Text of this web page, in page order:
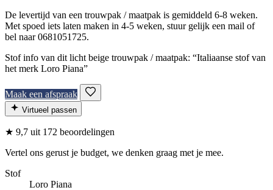
De levertijd van een trouwpak / maatpak is gemiddeld 6-8 weken.
Met spoed iets laten maken in 4-5 weken, stuur gelijk een mail of
bel naar 0681051725.
Stof info van dit licht beige trouwpak / maatpak: “Italiaanse stof van
het merk Loro Piana”
Maak een afspraak
Virtueel passen
★ 9,7 uit 172 beoordelingen
Vertel ons gerust je budget, we denken graag met je mee.
Stof
Loro Piana